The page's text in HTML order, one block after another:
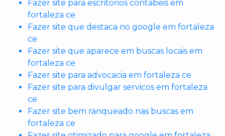
Fazer site para escritorios contabeis em
fortaleza ce
Fazer site que destaca no google em fortaleza
ce
Fazer site que aparece em buscas locais em
fortaleza ce
Fazer site para advocacia em fortaleza ce
Fazer site para divulgar servicos em fortaleza
ce
Fazer site bem ranqueado nas buscas em
fortaleza ce